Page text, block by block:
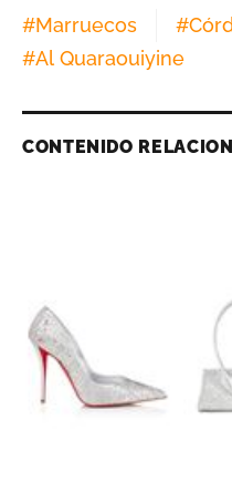
#Marruecos #
#Al Quaraouiyine
CONTENIDO